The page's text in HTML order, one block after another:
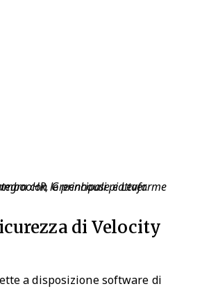
HRIS e ATS come BambooHR, Greenhouse e Lever​.
di Velocity
a disposizione software di